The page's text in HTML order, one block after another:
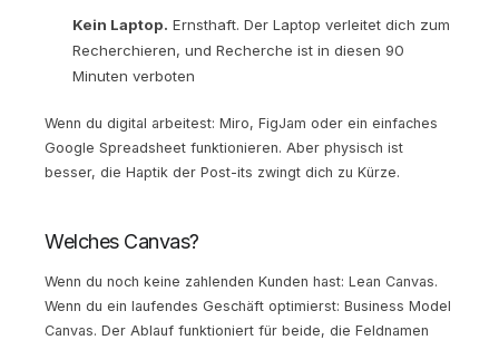
Kein Laptop. Ernsthaft. Der Laptop verleitet dich zum
Recherchieren, und Recherche ist in diesen 90
Minuten verboten
Wenn du digital arbeitest: Miro, FigJam oder ein einfaches
Google Spreadsheet funktionieren. Aber physisch ist
besser, die Haptik der Post-its zwingt dich zu Kürze.
Welches Canvas?
Wenn du noch keine zahlenden Kunden hast: Lean Canvas.
Wenn du ein laufendes Geschäft optimierst: Business Model
Canvas. Der Ablauf funktioniert für beide, die Feldnamen